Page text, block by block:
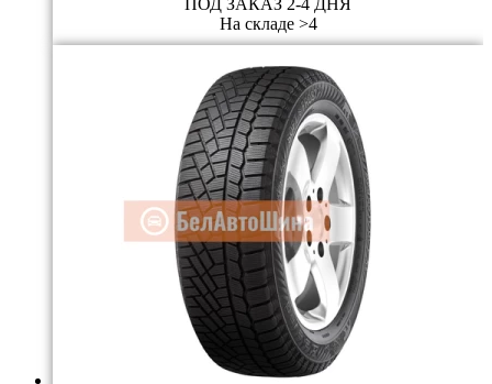
ПОД ЗАКАЗ 2-4 ДНЯ
На складе >4